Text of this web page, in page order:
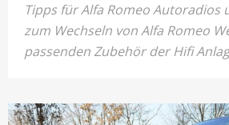
Tipps für Alfa Romeo Autoradios
zum Wechseln von Alfa Romeo
passenden Zubehör der Hifi